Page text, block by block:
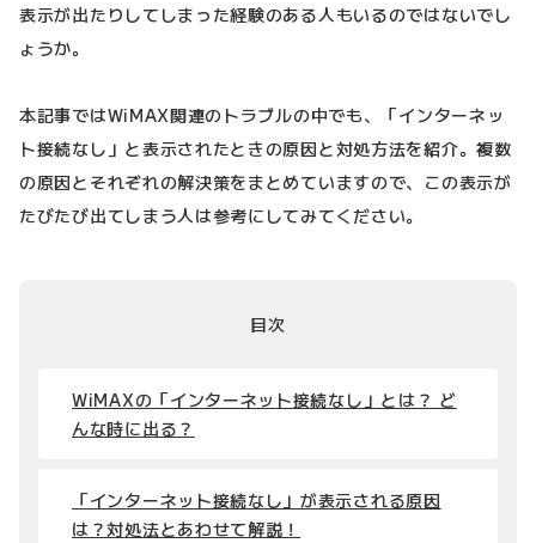
表示が出たりしてしまった経験のある人もいるのではないでし
ょうか。
本記事ではWiMAX関連のトラブルの中でも、「インターネッ
ト接続なし」と表示されたときの原因と対処方法を紹介。複数
の原因とそれぞれの解決策をまとめていますので、この表示が
たびたび出てしまう人は参考にしてみてください。
目次
WiMAXの「インターネット接続なし」とは？ ど
んな時に出る？
「インターネット接続なし」が表示される原因
は？対処法とあわせて解説！